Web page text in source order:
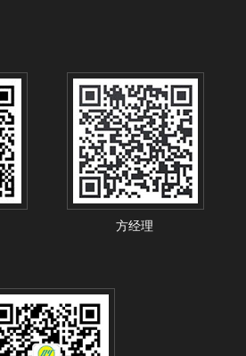
方经理